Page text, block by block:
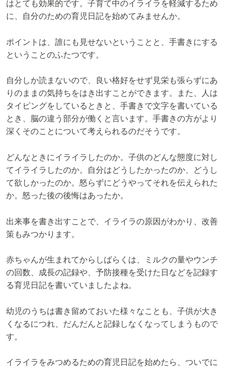
はとても効果的です。子育て中のイライラを軽減するため
に、自分のための育児日記を始めてみませんか。
ポイントは、誰にも見せないということと、手書きにする
ということのふたつです。
自分しか読まないので、良い格好をせず見栄も張らずにあ
りのままの気持ちをはき出すことができます。また、人は
タイピングをしているときと、手書きで文字を書いている
とき、脳の違う部分が働くと言います。手書きの方がより
深くそのことについて考えられるのだそうです。
どんなときにイライラしたのか。子供のどんな態度に対し
てイライラしたのか。自分はどうしたかったのか、どうし
て欲しかったのか。怒らずにどうやってそれを伝えられた
か。怒った後の後悔はあったか。
出来事を書き出すことで、イライラの原因がわかり、改善
策もみつかります。
赤ちゃんが生まれてからしばらくは、ミルクの量やウンチ
の回数、成長の記録や、予防接種を受けた日などを記録す
る育児日記を書いていましたよね。
幼児のうちは書き留めておいた様々なことも、子供が大き
くなるにつれ、だんだんと記録しなくなってしまうもので
す。
イライラをみつめるための育児日記を始めたら、ついでに